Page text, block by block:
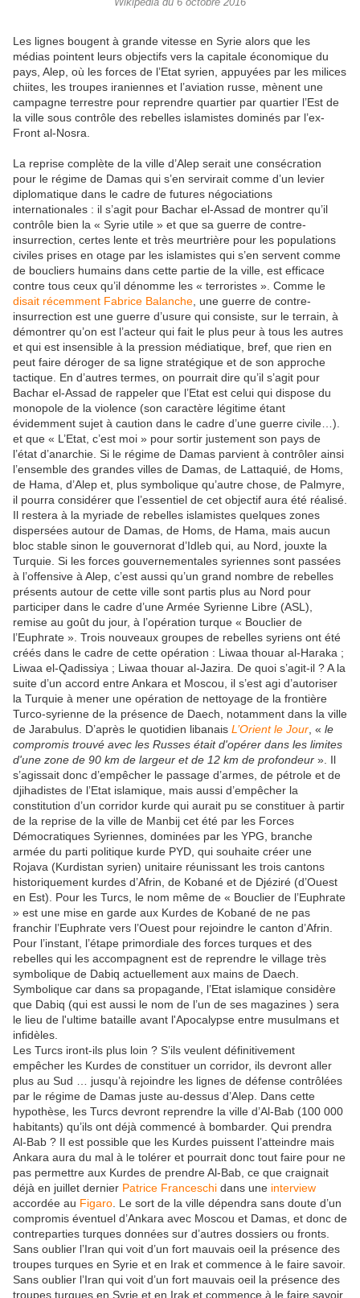
Les lignes bougent à grande vitesse en Syrie alors que les
médias pointent leurs objectifs vers la capitale économique du
pays, Alep, où les forces de l’Etat syrien, appuyées par les milices
chiites, les troupes iraniennes et l’aviation russe, mènent une
campagne terrestre pour reprendre quartier par quartier l’Est de
la ville sous contrôle des rebelles islamistes dominés par l’ex-
Front al-Nosra.
La reprise complète de la ville d’Alep serait une consécration
pour le régime de Damas qui s’en servirait comme d’un levier
diplomatique dans le cadre de futures négociations
internationales : il s’agit pour Bachar el-Assad de montrer qu’il
contrôle bien la « Syrie utile » et que sa guerre de contre-
insurrection, certes lente et très meurtrière pour les populations
civiles prises en otage par les islamistes qui s’en servent comme
de boucliers humains dans cette partie de la ville, est efficace
contre tous ceux qu’il dénomme les « terroristes ». Comme le
disait récemment Fabrice Balanche , une guerre de contre-
insurrection est une guerre d’usure qui consiste, sur le terrain, à
démontrer qu’on est l’acteur qui fait le plus peur à tous les autres
et qui est insensible à la pression médiatique, bref, que rien en
peut faire déroger de sa ligne stratégique et de son approche
tactique. En d’autres termes, on pourrait dire qu’il s’agit pour
Bachar el-Assad de rappeler que l’Etat est celui qui dispose du
monopole de la violence (son caractère légitime étant
évidemment sujet à caution dans le cadre d’une guerre civile…).
et que « L’Etat, c’est moi » pour sortir justement son pays de
l’état d’anarchie. Si le régime de Damas parvient à contrôler ainsi
l’ensemble des grandes villes de Damas, de Lattaquié, de Homs,
de Hama, d’Alep et, plus symbolique qu’autre chose, de Palmyre,
il pourra considérer que l’essentiel de cet objectif aura été réalisé.
Il restera à la myriade de rebelles islamistes quelques zones
dispersées autour de Damas, de Homs, de Hama, mais aucun
bloc stable sinon le gouvernorat d’Idleb qui, au Nord, jouxte la
Turquie. Si les forces gouvernementales syriennes sont passées
à l’offensive à Alep, c’est aussi qu’un grand nombre de rebelles
présents autour de cette ville sont partis plus au Nord pour
participer dans le cadre d’une Armée Syrienne Libre (ASL),
remise au goût du jour, à l’opération turque « Bouclier de
l’Euphrate ». Trois nouveaux groupes de rebelles syriens ont été
créés dans le cadre de cette opération : Liwaa thouar al-Haraka ;
Liwaa el-Qadissiya ; Liwaa thouar al-Jazira. De quoi s’agit-il ? A la
suite d’un accord entre Ankara et Moscou, il s’est agi d’autoriser
la Turquie à mener une opération de nettoyage de la frontière
Turco-syrienne de la présence de Daech, notamment dans la ville
de Jarabulus. D’après le quotidien libanais L’Orient le Jour , « le
compromis trouvé avec les Russes était d'opérer dans les limites
d'une zone de 90 km de largeur et de 12 km de profondeur ». Il
s’agissait donc d’empêcher le passage d’armes, de pétrole et de
djihadistes de l’Etat islamique, mais aussi d’empêcher la
constitution d’un corridor kurde qui aurait pu se constituer à partir
de la reprise de la ville de Manbij cet été par les Forces
Démocratiques Syriennes, dominées par les YPG, branche
armée du parti politique kurde PYD, qui souhaite créer une
Rojava (Kurdistan syrien) unitaire réunissant les trois cantons
historiquement kurdes d’Afrin, de Kobané et de Djéziré (d’Ouest
en Est). Pour les Turcs, le nom même de « Bouclier de l’Euphrate
» est une mise en garde aux Kurdes de Kobané de ne pas
franchir l’Euphrate vers l’Ouest pour rejoindre le canton d’Afrin.
Pour l’instant, l’étape primordiale des forces turques et des
rebelles qui les accompagnent est de reprendre le village très
symbolique de Dabiq actuellement aux mains de Daech.
Symbolique car dans sa propagande, l’Etat islamique considère
que Dabiq (qui est aussi le nom de l’un de ses magazines ) sera
le lieu de l'ultime bataille avant l'Apocalypse entre musulmans et
infidèles.
Les Turcs iront-ils plus loin ? S’ils veulent définitivement
empêcher les Kurdes de constituer un corridor, ils devront aller
plus au Sud … jusqu’à rejoindre les lignes de défense contrôlées
par le régime de Damas juste au-dessus d’Alep. Dans cette
hypothèse, les Turcs devront reprendre la ville d’Al-Bab (100 000
habitants) qu’ils ont déjà commencé à bombarder. Qui prendra
Al-Bab ? Il est possible que les Kurdes puissent l’atteindre mais
Ankara aura du mal à le tolérer et pourrait donc tout faire pour ne
pas permettre aux Kurdes de prendre Al-Bab, ce que craignait
déjà en juillet dernier Patrice Franceschi dans une interview
accordée au Figaro . Le sort de la ville dépendra sans doute d’un
compromis éventuel d’Ankara avec Moscou et Damas, et donc de
contreparties turques données sur d’autres dossiers ou fronts.
Sans oublier l’Iran qui voit d’un fort mauvais oeil la présence des
troupes turques en Syrie et en Irak et commence à le faire savoir.
Sans oublier l’Iran qui voit d’un fort mauvais oeil la présence des
troupes turques en Syrie et en Irak et commence à le faire savoir.